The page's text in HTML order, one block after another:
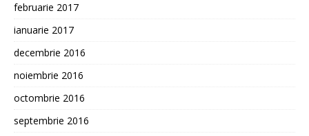
februarie 2017
ianuarie 2017
decembrie 2016
noiembrie 2016
octombrie 2016
septembrie 2016